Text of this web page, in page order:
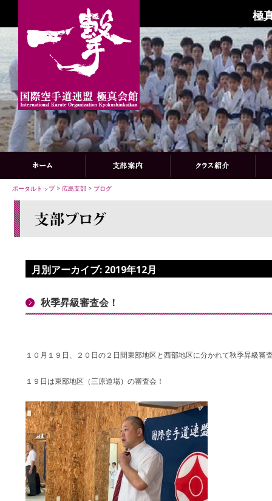
極
ポータルトップ> 広島支部 > ブログ
月別アーカイブ: 2019年12月
秋季昇級審査会！
１０月１９日、２０日の２日間東部地区と西部地区に分かれて秋季昇級審
１９日は東部地区（三原道場）の審査会！